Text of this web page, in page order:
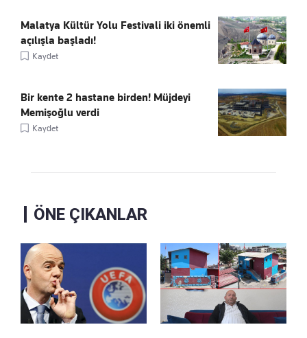
Malatya Kültür Yolu Festivali iki önemli
açılışla başladı!
Kaydet
Bir kente 2 hastane birden! Müjdeyi
Memişoğlu verdi
Kaydet
ÖNE ÇIKANLAR